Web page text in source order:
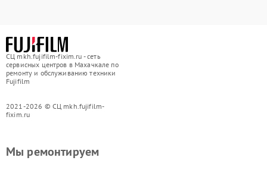
СЦ mkh.fujifilm-fixim.ru - сеть
сервисных центров в Махачкале по
ремонту и обслуживанию техники
Fujifilm
2021-2026 © СЦ mkh.fujifilm-
fixim.ru
Мы ремонтируем